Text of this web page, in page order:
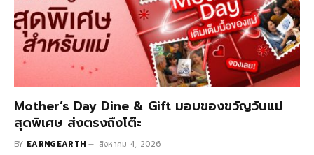
Mother’s Day Dine & Gift มอบของขวัญวันแม่
สุดพิเศษ ส่งตรงถึงโต๊ะ
BY EARNGEARTH สิงหาคม 4, 2026